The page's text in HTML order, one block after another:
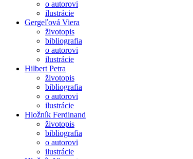
o autorovi
ilustrácie
Gergeľová Viera
životopis
bibliografia
o autorovi
ilustrácie
Hilbert Petra
životopis
bibliografia
o autorovi
ilustrácie
Hložník Ferdinand
životopis
bibliografia
o autorovi
ilustrácie